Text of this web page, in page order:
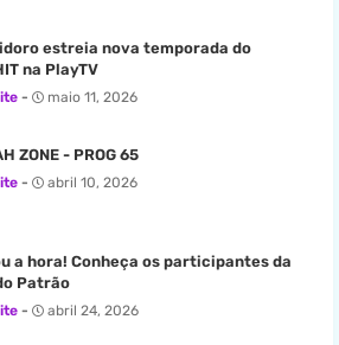
estreia nova temporada do
na PlayTV
maio 11, 2026
ZONE - PROG 65
abril 10, 2026
a hora! Conheça os participantes da
Patrão
abril 24, 2026